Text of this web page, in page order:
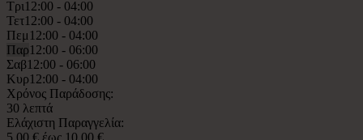
Τρι12:00 - 04:00
Τετ12:00 - 04:00
Πεμ 12:00 - 04:00
Παρ12:00 - 06:00
Σαβ12:00 - 06:00
Κυρ12:00 - 04:00
Χρόνος Παράδοσης:
30 λεπτά
Ελάχιστη Παραγγελία: